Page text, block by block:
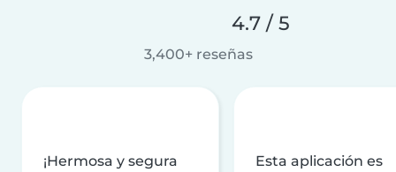
4.7 / 5
3,400+ reseñas
¡Hermosa y segura
Esta aplicación es